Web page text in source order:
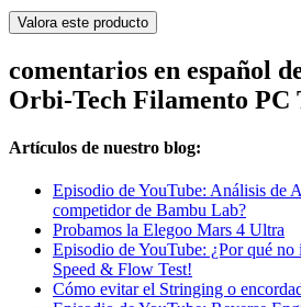
Valora este producto
comentarios en español
Orbi-Tech Filamento PC
Artículos de nuestro blog:
Episodio de YouTube: Análisis de
competidor de Bambu Lab?
Probamos la Elegoo Mars 4 Ultra
Episodio de YouTube: ¿Por qué no
Speed & Flow Test!
Cómo evitar el Stringing o